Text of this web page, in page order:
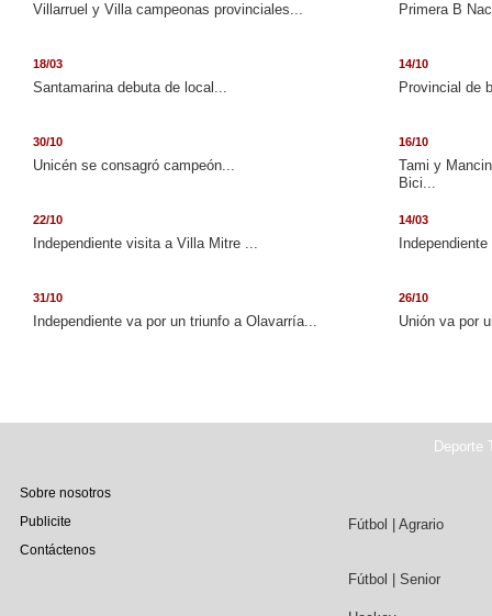
Villarruel y Villa campeonas provinciales... Primera B
18/03
Santamarina debuta de local...
14/10
Provincial de
30/10
Unicén se consagró campeón...
16/10
Tami y
Bici...
22/10
Independiente visita a Villa Mitre ...
14/03
31/10
Independiente va por un triunfo a Olavarría...
26/10
Unión va por
Deporte
Sobre nosotros
Publicite
Contáctenos
Fútbol | Agrario
Fútbol | Senior